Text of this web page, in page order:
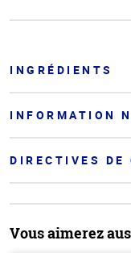
INGRÉDIENTS
INFORMATION
DIRECTIVES DE
Vous aimerez